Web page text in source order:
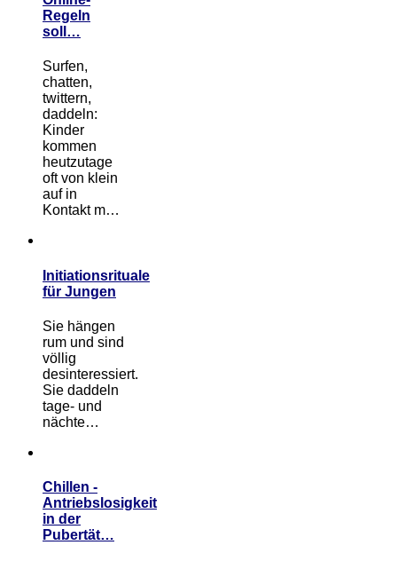
Regeln
soll…
Surfen,
chatten,
twittern,
daddeln:
Kinder
kommen
heutzutage
oft von klein
auf in
Kontakt m…
Initiationsrituale
für Jungen
Sie hängen
rum und sind
völlig
desinteressiert.
Sie daddeln
tage- und
nächte…
Chillen -
Antriebslosigkeit
in der
Pubertät…